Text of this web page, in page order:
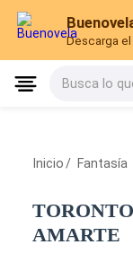
Descarga
Busca lo
Inicio / Fantasía
AMARTE